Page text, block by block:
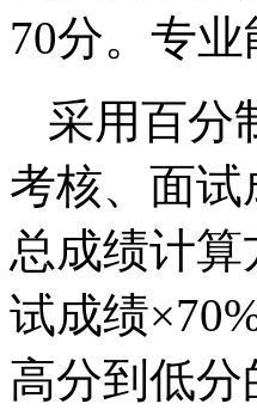
70分。专
采用百分
考核、面
总成绩计算
试成绩
高分到低